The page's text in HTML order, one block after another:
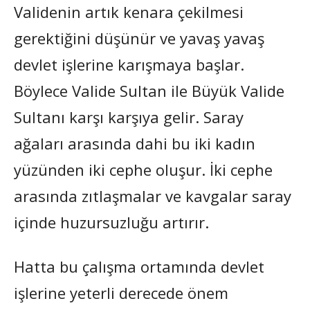
Validenin artık kenara çekilmesi
gerektiğini düşünür ve yavaş yavaş
devlet işlerine karışmaya başlar.
Böylece Valide Sultan ile Büyük Valide
Sultanı karşı karşıya gelir. Saray
ağaları arasında dahi bu iki kadın
yüzünden iki cephe oluşur. İki cephe
arasında zıtlaşmalar ve kavgalar saray
içinde huzursuzluğu artırır.
Hatta bu çalışma ortamında devlet
işlerine yeterli derecede önem